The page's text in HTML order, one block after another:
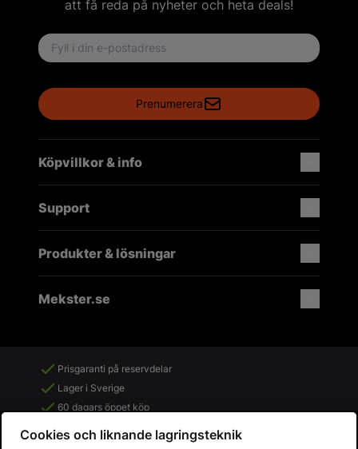
att få reda på nyheter och heta deals!
Email address
Prenumerera
Köpvillkor & info
Support
Produkter & lösningar
Mekster.se
Prisgaranti på reservdelar
Lager i Sverige
60 dagars öppet köp
Fria returer
Cookies och liknande lagringsteknik